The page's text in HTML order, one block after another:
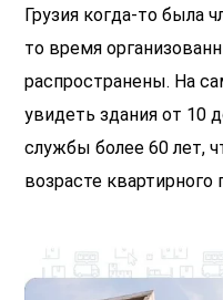
Грузия когда-то была
то время
распространены. На
увидеть здания от 10
службы более 60 лет,
возрасте